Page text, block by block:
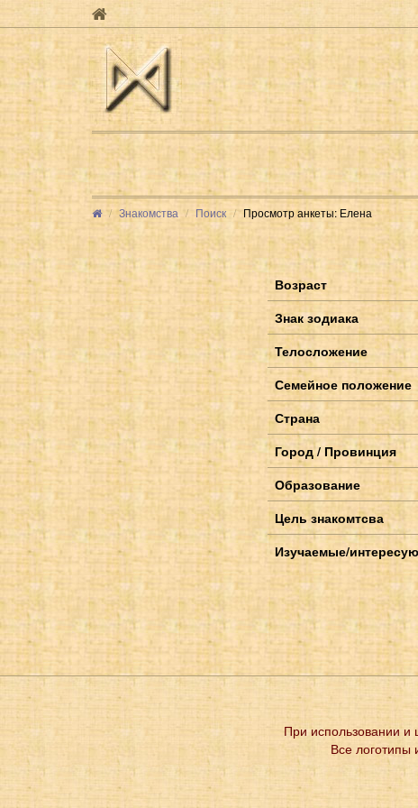
Знакомства Поиск Просмотр анкеты: Елена
Возраст
Знак зодиака
Телосложение
Семейное положение
Страна
Город / Провинция
Образование
Цель знакомтсва
Изучаемые/
При использовании и
Все логотипы